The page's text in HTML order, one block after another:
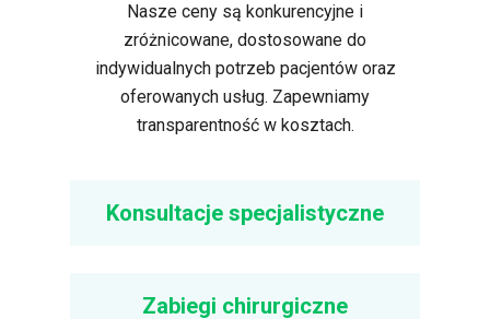
Nasze ceny są konkurencyjne i
zróżnicowane, dostosowane do
indywidualnych potrzeb pacjentów oraz
oferowanych usług. Zapewniamy
transparentność w kosztach.
Konsultacje specjalistyczne
Zabiegi chirurgiczne